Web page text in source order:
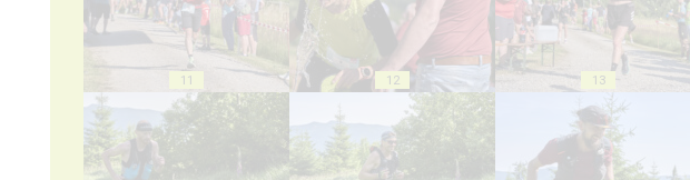
11 12 13